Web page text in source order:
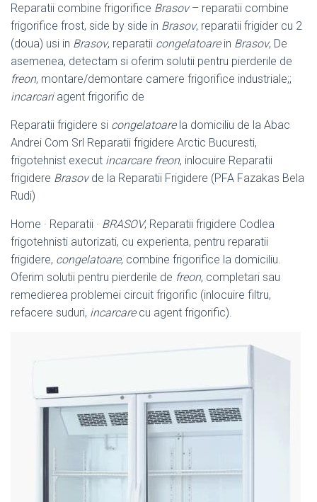
Reparatii combine frigorifice Brasov– reparatii combine
frigorifice frost, side by side in Brasov, reparatii frigider cu 2
(doua) usi in Brasov, reparatii congelatoarein Brasov, De
asemenea, detectam si oferim solutii pentru pierderile de
freon, montare/demontare camere frigorifice industriale;;
incarcariagent frigorific de
Reparatii frigidere si congelatoarela domiciliu de la Abac
Andrei Com Srl Reparatii frigidere Arctic Bucuresti,
frigotehnist execut incarcare freon, inlocuire Reparatii
frigidere Brasovde la Reparatii Frigidere (PFA Fazakas Bela
Rudi)
Home · Reparatii · BRASOV; Reparatii frigidere Codlea
frigotehnisti autorizati, cu experienta, pentru reparatii
frigidere, congelatoare, combine frigorifice la domiciliu.
Oferim solutii pentru pierderile de freon, completari sau
remedierea problemei circuit frigorific (inlocuire filtru,
refacere suduri, incarcarecu agent frigorific).